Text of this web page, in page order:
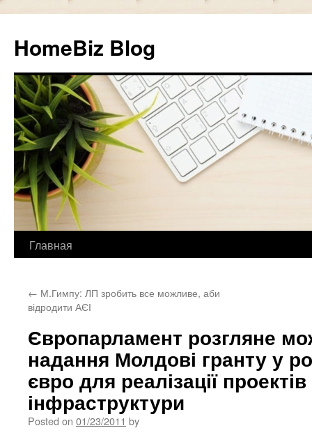
HomeBiz Blog
Skip
content
Главная
← М.Гимпу: ЛП зробить все можливе, аби
відродити АЄІ
Європарламент розгляне
надання Молдові гранту у
євро для реалізації
інфраструктури
Posted on 01/23/2011 by